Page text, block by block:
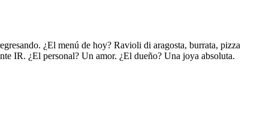
¿El menú de hoy? Ravioli di aragosta, burrata, pizza
IR. ¿El personal? Un amor. ¿El dueño? Una joya absoluta.